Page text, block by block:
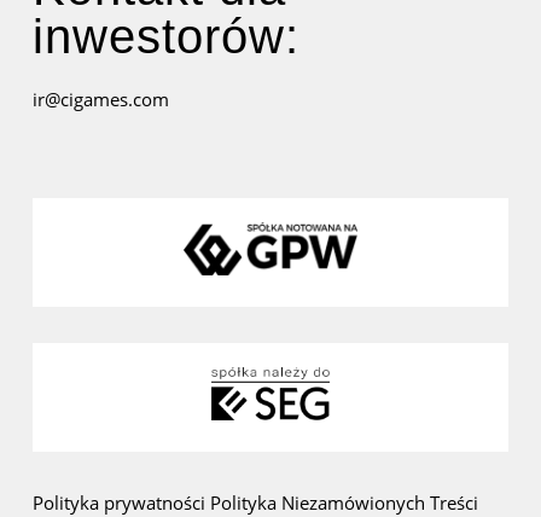
inwestorów:
ir@cigames.com
Polityka prywatności Polityka Niezamówionych Treści